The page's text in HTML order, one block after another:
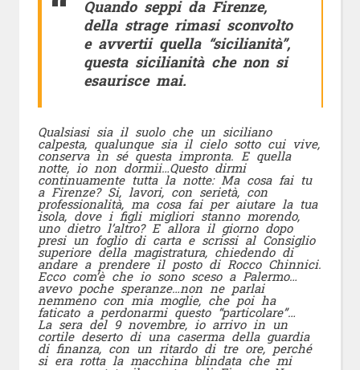
Quando seppi da Firenze,
della strage rimasi sconvolto
e avvertii quella “sicilianità”,
questa sicilianità che non si
esaurisce mai.
Qualsiasi sia il suolo che un siciliano
calpesta, qualunque sia il cielo sotto cui vive,
conserva in sé questa impronta. E quella
notte, io non dormii…Questo dirmi
continuamente tutta la notte: Ma cosa fai tu
a Firenze? Si, lavori, con serietà, con
professionalità, ma cosa fai per aiutare la tua
isola, dove i figli migliori stanno morendo,
uno dietro l’altro? E allora il giorno dopo
presi un foglio di carta e scrissi al Consiglio
superiore della magistratura, chiedendo di
andare a prendere il posto di Rocco Chinnici.
Ecco com’è che io sono sceso a Palermo…
avevo poche speranze…non ne parlai
nemmeno con mia moglie, che poi ha
faticato a perdonarmi questo “particolare”…
La sera del 9 novembre, io arrivo in un
cortile deserto di una caserma della guardia
di finanza, con un ritardo di tre ore, perché
si era rotta la macchina blindata che mi